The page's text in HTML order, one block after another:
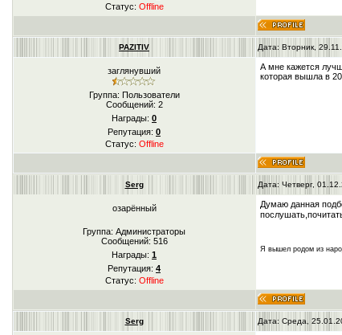
Статус: Offline
PAZITIV Дата: Вторник,
заглянувший
Группа: Пользователи
Сообщений: 2
Награды: 0
Репутация: 0
Статус: Offline
А мне кажется
которая вышла в
Serg Дата: Четверг,
озарённый
Группа: Администраторы
Сообщений: 516
Награды: 1
Репутация: 4
Статус: Offline
Думаю данная
Я вышел родом из
Serg Дата: Среда,